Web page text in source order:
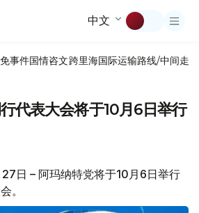
中文
事件国情咨文跨里海国际运输路线/中间走廊
代表大会将于10月6日举行
日 – 阿玛纳特党将于10月6日举行
。